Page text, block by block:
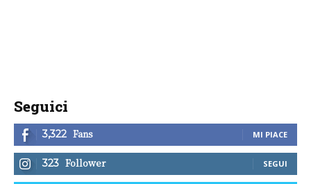
Seguici
3,322 Fans MI PIACE
323 Follower SEGUI